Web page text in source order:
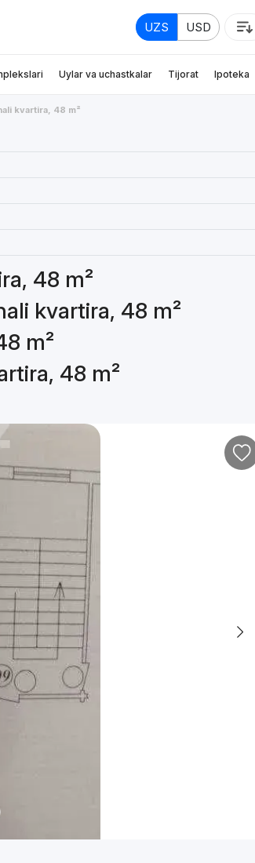
UZS USD
Uylar va uchastkalar Tijorat Ipoteka
kvartira, 48 m²
48 m²
kvartira, 48 m²
m²
48 m²